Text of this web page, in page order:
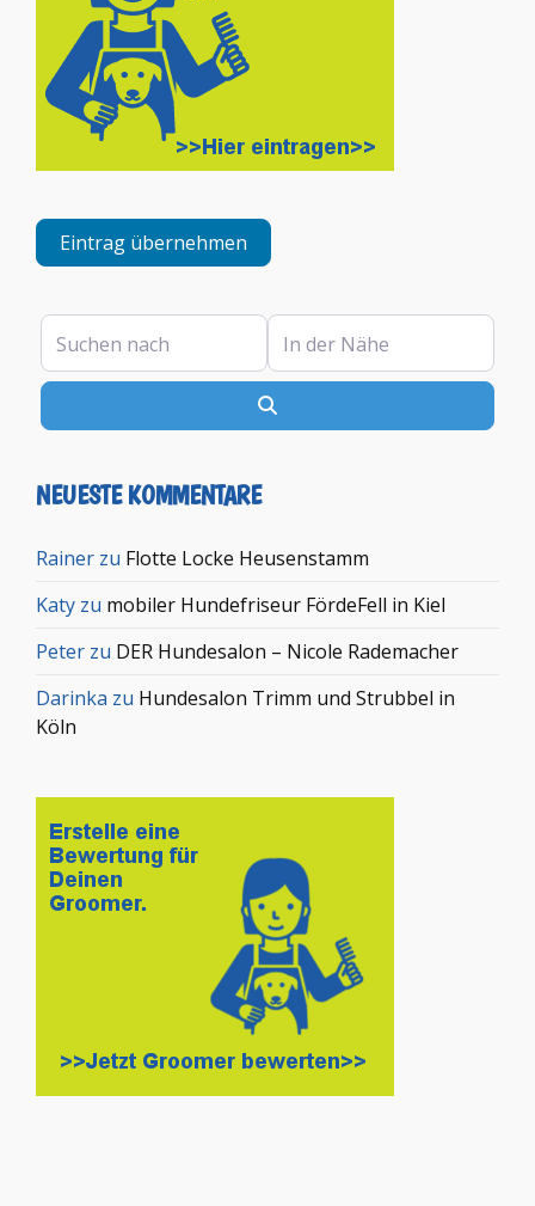
Eintrag übernehmen
Suchen nach In der Nähe
NEUESTE KOMMENTARE
Rainer zu Flotte Locke Heusenstamm
Katy zu mobiler Hundefriseur FördeFell in Kiel
Peter zu DER Hundesalon – Nicole Rademacher
Darinka zu Hundesalon Trimm und Strubbel in
Köln